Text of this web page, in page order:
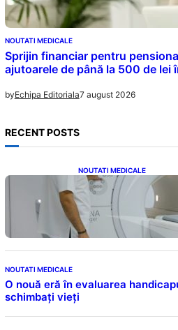
NOUTATI MEDICALE
Sprijin financiar pentru
ajutoarele de până la 500 de lei
byEchipa Editoriala7 august 2026
RECENT POSTS
NOUTATI MEDICALE
Impactul
Îngrijorări Legate
Oxalic
NOUTATI MEDICALE
O nouă eră în evaluarea
schimbați vieți